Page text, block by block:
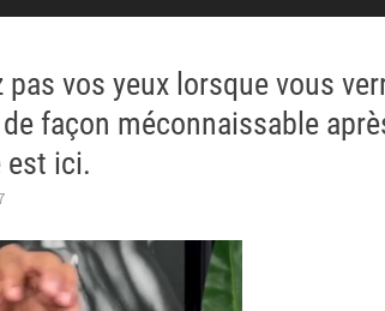
pas vos yeux lorsque vous
façon méconnaissable
est ici.